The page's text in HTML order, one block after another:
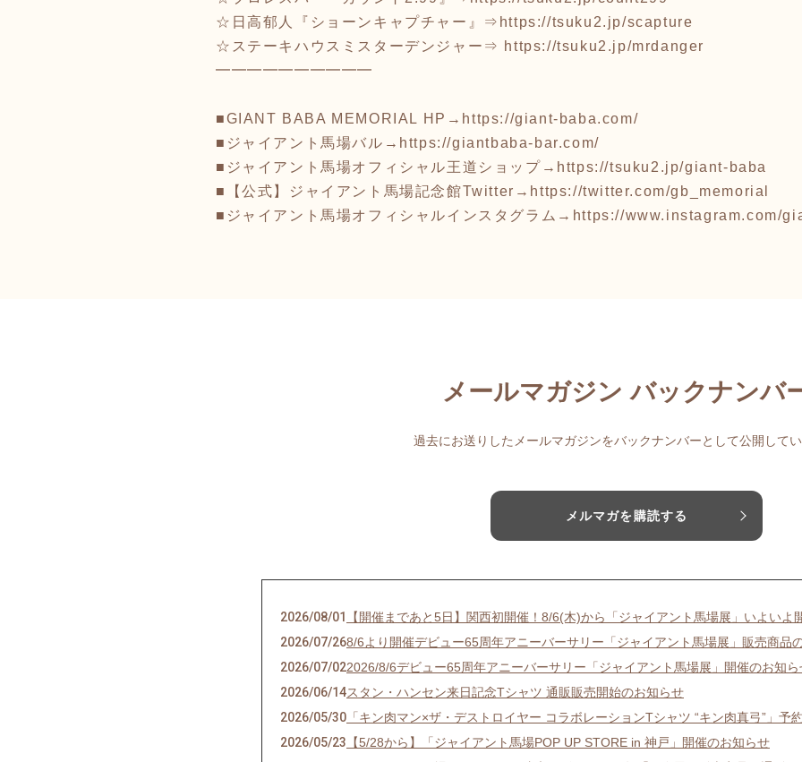
☆日高郁人『ショーンキャプチャー』⇒ https://tsuku2.jp/scapture
☆ステーキハウスミスターデンジャー⇒ https://tsuku2.jp/mrdanger
━━━━━━━━━━
■GIANT BABA MEMORIAL HP→ https://giant-baba.com/
■ジャイアント馬場バル→ https://giantbaba-bar.com/
■ジャイアント馬場オフィシャル王道ショップ→ https://tsuku2.jp/giant-baba
■【公式】ジャイアント馬場記念館Twitter→ https://twitter.com/gb_memorial
■ジャイアント馬場オフィシャルインスタグラム→ https://www.instagram.com/
メールマガジン バックナンバ
過去にお送りしたメールマガジンをバックナンバーとして公開して
メルマガを購読する
2026/08/01
【開催まであと5日】関西初開催！8/6(木)から「ジャイアント馬場展」いよいよ
2026/07/268/6より開催デビュー65周年アニーバーサリー「ジャイアント馬場展」販売商品
2026/07/022026/8/6デビュー65周年アニーバーサリー「ジャイアント馬場展」開催のお知ら
2026/06/14スタン・ハンセン来日記念Tシャツ 通販販売開始のお知らせ
2026/05/30 「キン肉マン×ザ・デストロイヤー コラボレーションTシャツ “キン肉真弓”」予
2026/05/23 【5/28から】「ジャイアント馬場POP UP STORE in 神戸」開催のお知らせ